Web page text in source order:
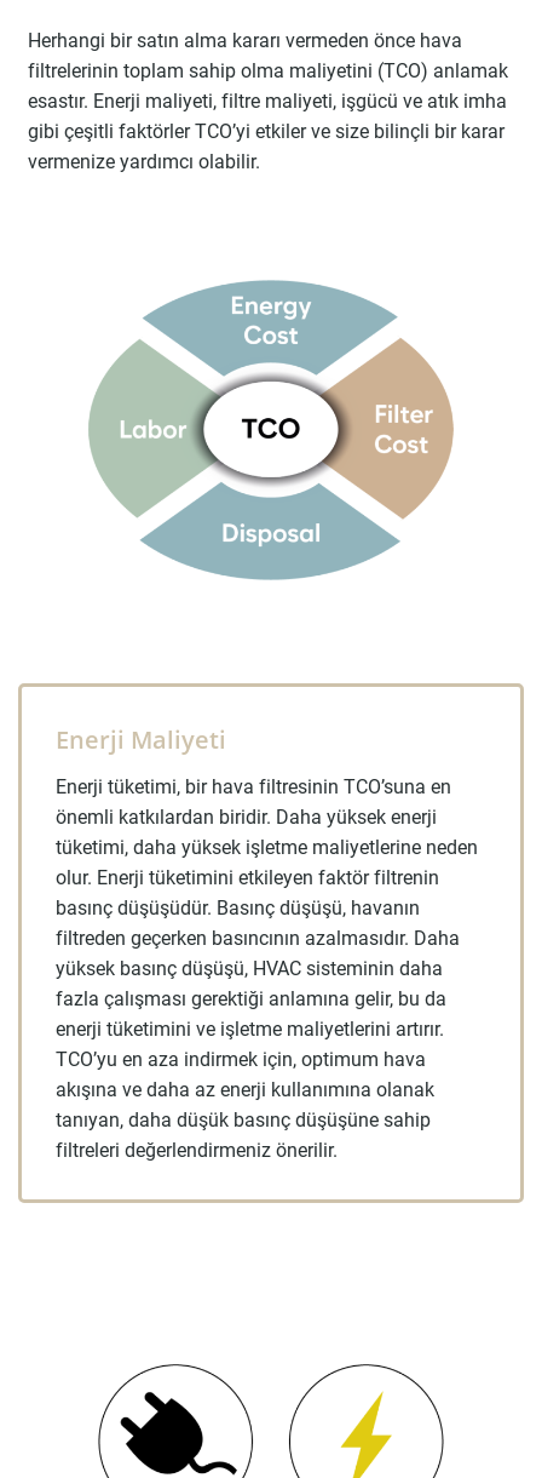
Herhangi bir satın alma kararı vermeden önce hava
filtrelerinin toplam sahip olma maliyetini (TCO) anlamak
esastır. Enerji maliyeti, filtre maliyeti, işgücü ve atık imha
gibi çeşitli faktörler TCO’yi etkiler ve size bilinçli bir karar
vermenize yardımcı olabilir.
Enerji Maliyeti
Enerji tüketimi, bir hava filtresinin TCO’suna en
önemli katkılardan biridir. Daha yüksek enerji
tüketimi, daha yüksek işletme maliyetlerine neden
olur. Enerji tüketimini etkileyen faktör filtrenin
basınç düşüşüdür. Basınç düşüşü, havanın
filtreden geçerken basıncının azalmasıdır. Daha
yüksek basınç düşüşü, HVAC sisteminin daha
fazla çalışması gerektiği anlamına gelir, bu da
enerji tüketimini ve işletme maliyetlerini artırır.
TCO’yu en aza indirmek için, optimum hava
akışına ve daha az enerji kullanımına olanak
tanıyan, daha düşük basınç düşüşüne sahip
filtreleri değerlendirmeniz önerilir.